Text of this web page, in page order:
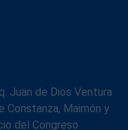
Juan de Dios Ventura
Constanza, Maimón y
del Congreso